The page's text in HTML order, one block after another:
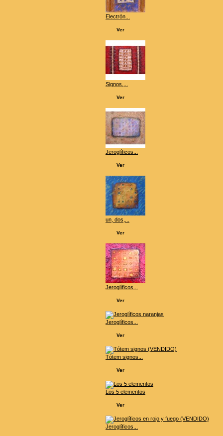
Electrón...
Ver
Signos,...
Ver
Jeroglíficos...
Ver
un, dos,...
Ver
Jeroglíficos...
Ver
Jeroglíficos...
Ver
Tótem signos...
Ver
Los 5 elementos
Ver
Jeroglíficos...